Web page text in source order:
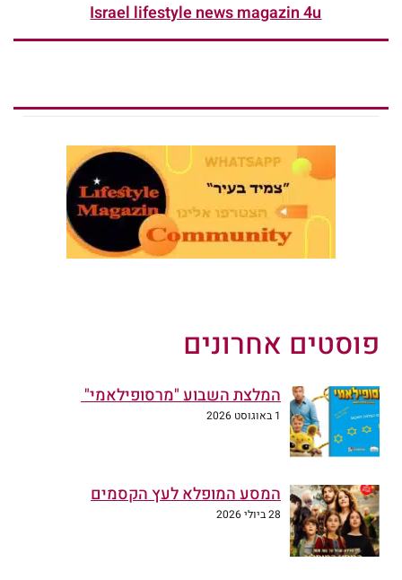
Israel lifestyle news magazin 4u
פוסטים אחרונים
המלצת השבוע "מרסופילאמי"
1 באוגוסט 2026
המסע המופלא לעץ הקסמים
28 ביולי 2026